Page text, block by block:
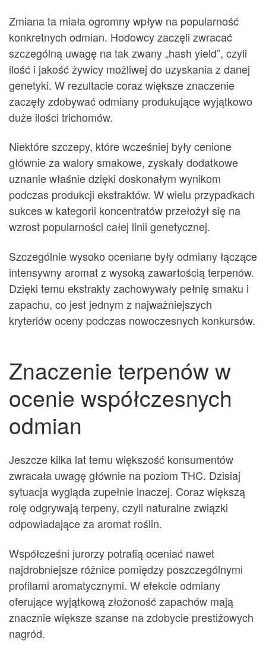
Zmiana ta miała ogromny wpływ na popularność
konkretnych odmian. Hodowcy zaczęli zwracać
szczególną uwagę na tak zwany „hash yield”, czyli
ilość i jakość żywicy możliwej do uzyskania z danej
genetyki. W rezultacie coraz większe znaczenie
zaczęły zdobywać odmiany produkujące wyjątkowo
duże ilości trichomów.
Niektóre szczepy, które wcześniej były cenione
głównie za walory smakowe, zyskały dodatkowe
uznanie właśnie dzięki doskonałym wynikom
podczas produkcji ekstraktów. W wielu przypadkach
sukces w kategorii koncentratów przełożył się na
wzrost popularności całej linii genetycznej.
Szczególnie wysoko oceniane były odmiany łączące
intensywny aromat z wysoką zawartością terpenów.
Dzięki temu ekstrakty zachowywały pełnię smaku i
zapachu, co jest jednym z najważniejszych
kryteriów oceny podczas nowoczesnych konkursów.
Znaczenie terpenów w
ocenie współczesnych
odmian
Jeszcze kilka lat temu większość konsumentów
zwracała uwagę głównie na poziom THC. Dzisiaj
sytuacja wygląda zupełnie inaczej. Coraz większą
rolę odgrywają terpeny, czyli naturalne związki
odpowiadające za aromat roślin.
Współcześni jurorzy potrafią oceniać nawet
najdrobniejsze różnice pomiędzy poszczególnymi
profilami aromatycznymi. W efekcie odmiany
oferujące wyjątkową złożoność zapachów mają
znacznie większe szanse na zdobycie prestiżowych
nagród.